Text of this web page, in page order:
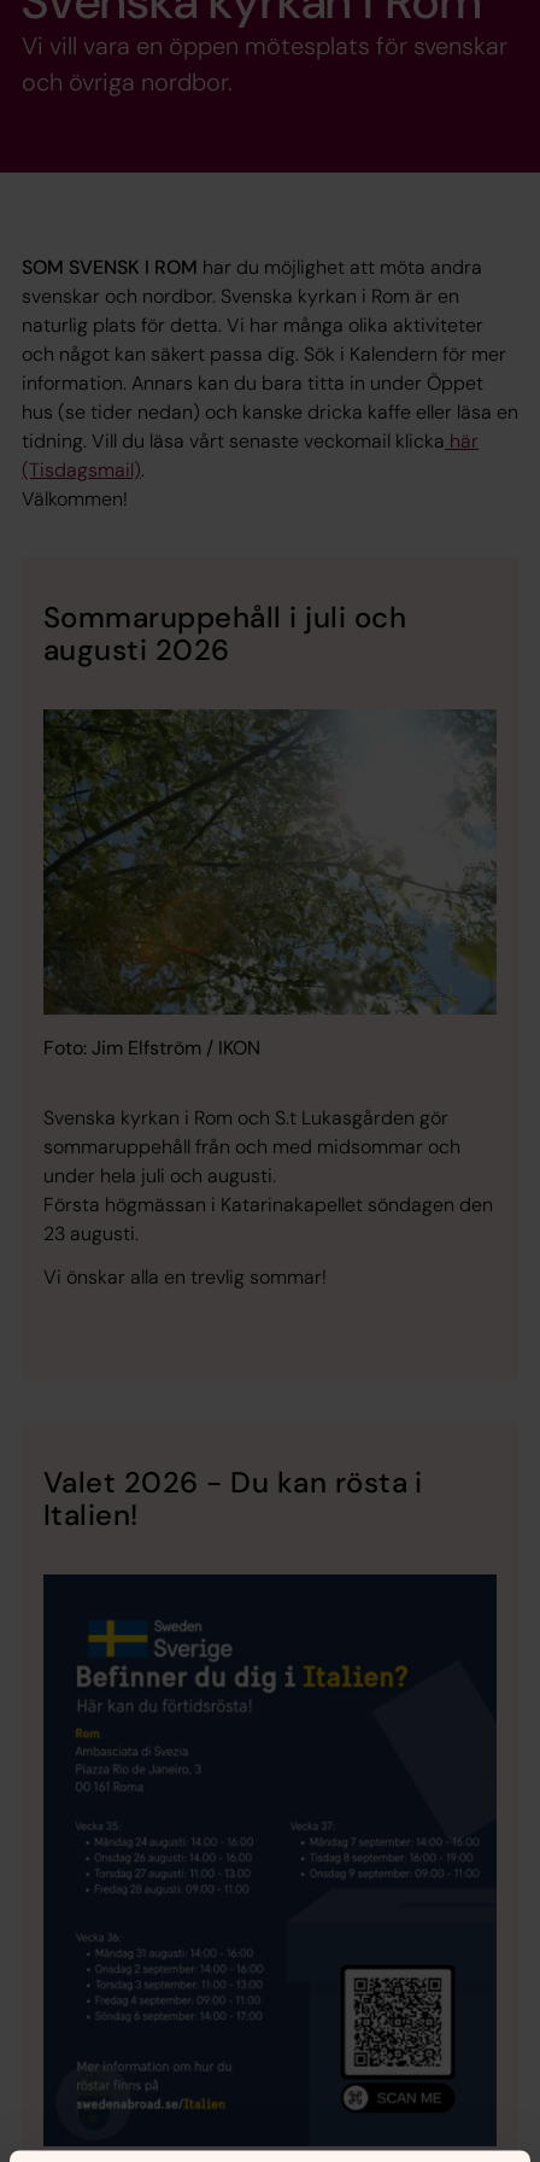
Vi vill vara en öppen mötesplats för svenskar
och övriga nordbor.
SOM SVENSK I ROM har du möjlighet att möta andra
svenskar och nordbor. Svenska kyrkan i Rom är en
naturlig plats för detta. Vi har många olika aktiviteter
och något kan säkert passa dig. Sök i Kalendern för mer
information. Annars kan du bara titta in under Öppet
hus (se tider nedan) och kanske dricka kaffe eller läsa en
tidning. Vill du läsa vårt senaste veckomail klicka här
(Tisdagsmail).
Välkommen!
Sommaruppehåll i juli och
augusti 2026
Foto: Jim Elfström / IKON
Svenska kyrkan i Rom och S.t Lukasgården gör
sommaruppehåll från och med midsommar och
under hela juli och augusti.
Första högmässan i Katarinakapellet söndagen den
23 augusti.
Vi önskar alla en trevlig sommar!
Valet 2026 - Du kan rösta i
Italien!